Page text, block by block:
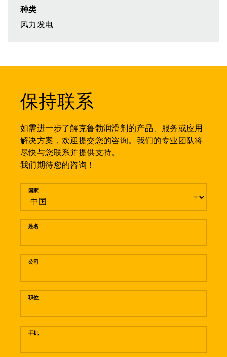
种类
风力发电
保持联系
如需进一步了解克鲁勃润滑剂的产品、服务或应用
解决方案，欢迎提交您的咨询。我们的专业团队将
尽快与您联系并提供支持。
我们期待您的咨询！
留言
国家
姓名
公司
职位
手机